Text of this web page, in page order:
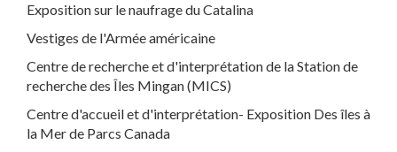
Exposition sur le naufrage du Catalina
Vestiges de l'Armée américaine
Centre de recherche et d'interprétation de la Station de
recherche des Îles Mingan (MICS)
Centre d'accueil et d'interprétation- Exposition Des îles à
la Mer de Parcs Canada